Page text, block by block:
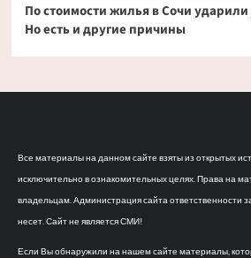
По стоимости жилья в Сочи
Но есть и другие причины
Все материалы на данном сайте взяты из открытых
исключительно в ознакомительных целях. Права на
владельцам. Администрация сайта ответственности
несет. Сайт не является СМИ!
Если Вы обнаружили на нашем сайте материалы,